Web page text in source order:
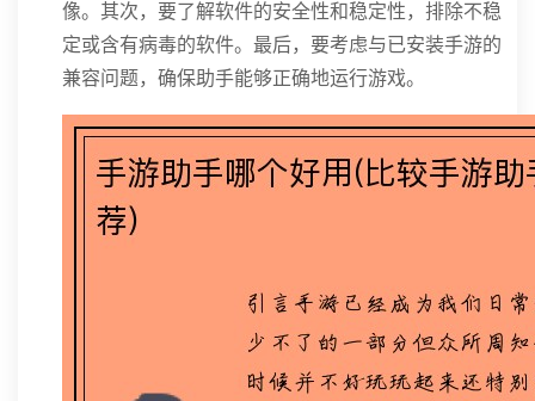
像。其次，要了解软件的安全性和稳定性，排除不稳
定或含有病毒的软件。最后，要考虑与已安装手游的
兼容问题，确保助手能够正确地运行游戏。